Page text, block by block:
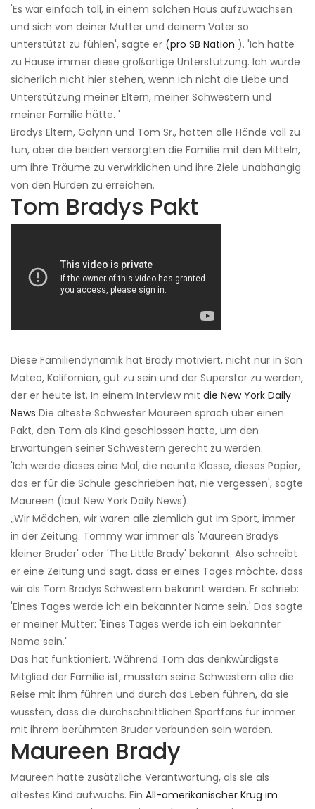
'Es war einfach toll, in einem solchen Haus aufzuwachsen
und sich von deiner Mutter und deinem Vater so
unterstützt zu fühlen', sagte er (pro SB Nation ). 'Ich hatte
zu Hause immer diese großartige Unterstützung. Ich würde
sicherlich nicht hier stehen, wenn ich nicht die Liebe und
Unterstützung meiner Eltern, meiner Schwestern und
meiner Familie hätte. '
Bradys Eltern, Galynn und Tom Sr., hatten alle Hände voll zu
tun, aber die beiden versorgten die Familie mit den Mitteln,
um ihre Träume zu verwirklichen und ihre Ziele unabhängig
von den Hürden zu erreichen.
Tom Bradys Pakt
Diese Familiendynamik hat Brady motiviert, nicht nur in San
Mateo, Kalifornien, gut zu sein und der Superstar zu werden,
der er heute ist. In einem Interview mit die New York Daily
News Die älteste Schwester Maureen sprach über einen
Pakt, den Tom als Kind geschlossen hatte, um den
Erwartungen seiner Schwestern gerecht zu werden.
'Ich werde dieses eine Mal, die neunte Klasse, dieses Papier,
das er für die Schule geschrieben hat, nie vergessen', sagte
Maureen (laut New York Daily News).
„Wir Mädchen, wir waren alle ziemlich gut im Sport, immer
in der Zeitung. Tommy war immer als 'Maureen Bradys
kleiner Bruder' oder 'The Little Brady' bekannt. Also schreibt
er eine Zeitung und sagt, dass er eines Tages möchte, dass
wir als Tom Bradys Schwestern bekannt werden. Er schrieb:
'Eines Tages werde ich ein bekannter Name sein.' Das sagte
er meiner Mutter: 'Eines Tages werde ich ein bekannter
Name sein.'
Das hat funktioniert. Während Tom das denkwürdigste
Mitglied der Familie ist, mussten seine Schwestern alle die
Reise mit ihm führen und durch das Leben führen, da sie
wussten, dass die durchschnittlichen Sportfans für immer
mit ihrem berühmten Bruder verbunden sein werden.
Maureen Brady
Maureen hatte zusätzliche Verantwortung, als sie als
ältestes Kind aufwuchs. Ein All-amerikanischer Krug im